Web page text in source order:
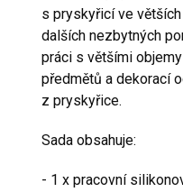
s pryskyřicí ve
dalších nezbytných
práci s většími
předmětů a dekorací
z pryskyřice.
Sada obsahuje:
- 1 x pracovní